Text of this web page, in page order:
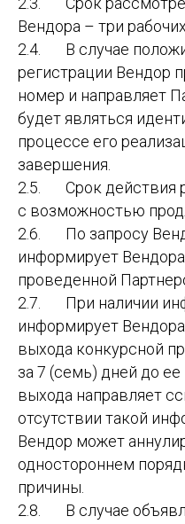
Вендора – три
2.4. В случае
регистрации Вендор
номер и направляет
будет являться
процессе его
завершения.
2.5. Срок действия
с возможностью
2.6. По запросу
информирует
проведенной
2.7. При наличии
информирует
выхода конкурсной
за 7 (семь) дней до
выхода направляет
отсутствии такой
Вендор может
одностороннем
причины.
2.8. В случае